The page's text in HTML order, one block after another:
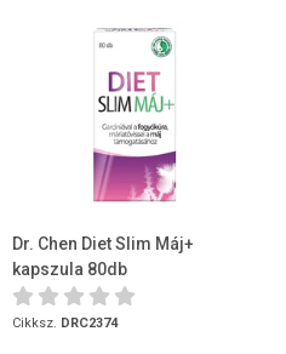
Dr. Chen Diet Slim Máj+
kapszula 80db
Cikksz. DRC2374